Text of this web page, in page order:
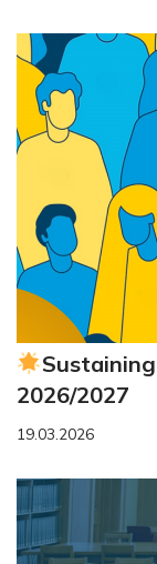
2026/2027
19.03.2026